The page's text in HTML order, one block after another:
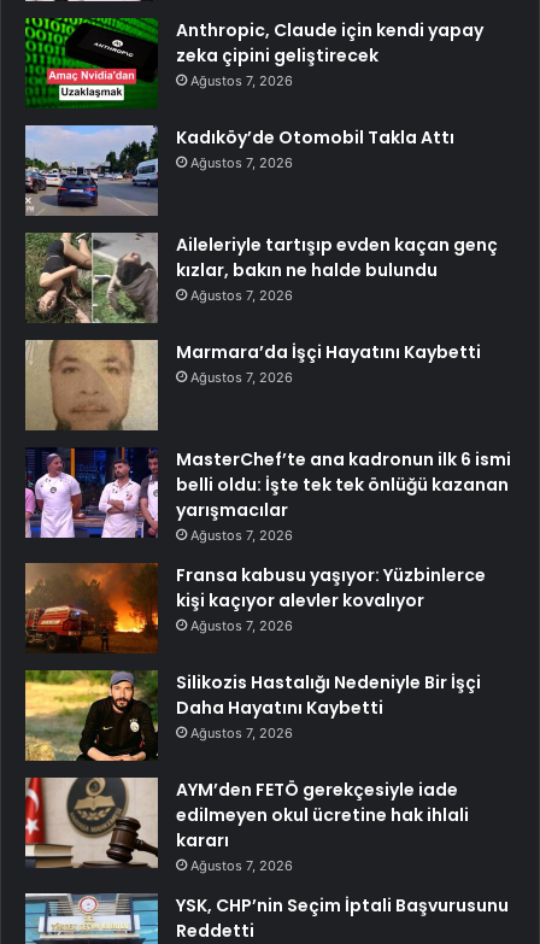
Anthropic, Claude için kendi yapay
zeka çipini geliştirecek
Ağustos 7, 2026
Kadıköy’de Otomobil Takla Attı
Ağustos 7, 2026
Aileleriyle tartışıp evden kaçan genç
kızlar, bakın ne halde bulundu
Ağustos 7, 2026
Marmara’da İşçi Hayatını Kaybetti
Ağustos 7, 2026
MasterChef’te ana kadronun ilk 6 ismi
belli oldu: İşte tek tek önlüğü kazanan
yarışmacılar
Ağustos 7, 2026
Fransa kabusu yaşıyor: Yüzbinlerce
kişi kaçıyor alevler kovalıyor
Ağustos 7, 2026
Silikozis Hastalığı Nedeniyle Bir İşçi
Daha Hayatını Kaybetti
Ağustos 7, 2026
AYM’den FETÖ gerekçesiyle iade
edilmeyen okul ücretine hak ihlali
kararı
Ağustos 7, 2026
YSK, CHP’nin Seçim İptali Başvurusunu
Reddetti